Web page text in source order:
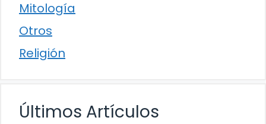
Mitología
Otros
Religión
Últimos Artículos